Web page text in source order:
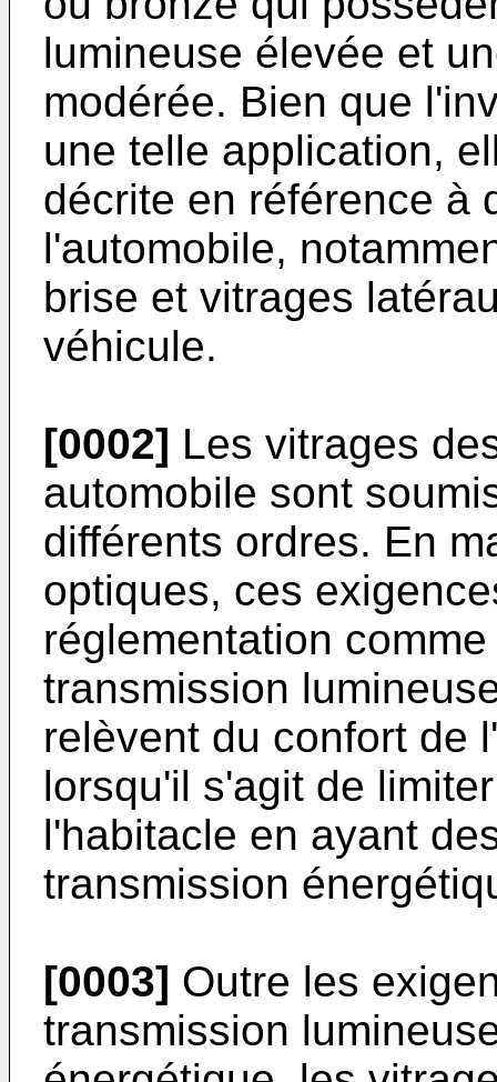
lumineuse élevée et
modérée. Bien que
une telle application,
décrite en référence à
l'automobile,
brise et vitrages
véhicule.
[0002] Les vitrages
automobile sont
différents ordres. En
optiques, ces
réglementation
transmission
relèvent du confort de
lorsqu'il s'agit de
l'habitacle en ayant
transmission
[0003] Outre les
transmission